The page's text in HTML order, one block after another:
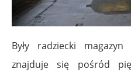
Były radziecki
znajduje się pośród